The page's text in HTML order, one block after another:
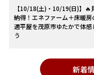
【10/18(土)・10/19(日)】🔥
納得！エネファーム＋床暖房
適平屋を茂原市ゆたかで体感
う
新着